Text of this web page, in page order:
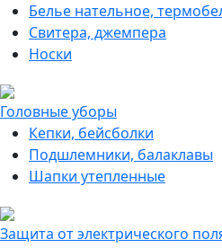
Белье нательное,
Свитера, джемпера
Носки
Головные уборы
Кепки, бейсболки
Подшлемники, балаклавы
Шапки утепленные
Защита от электрического